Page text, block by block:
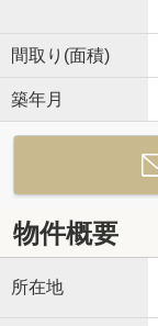
間取り(面積)
築年月
物件概要
所在地